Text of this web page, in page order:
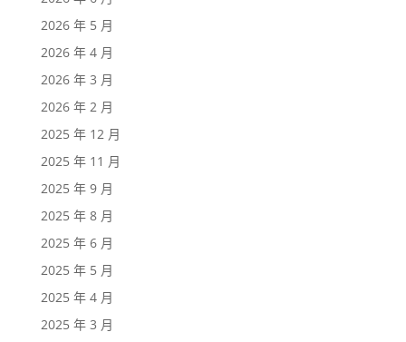
2026 年 5 月
2026 年 4 月
2026 年 3 月
2026 年 2 月
2025 年 12 月
2025 年 11 月
2025 年 9 月
2025 年 8 月
2025 年 6 月
2025 年 5 月
2025 年 4 月
2025 年 3 月